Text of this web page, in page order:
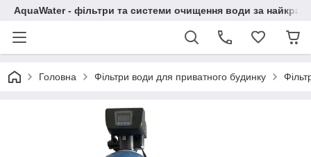
AquaWater - фільтри та системи очищення води за
Головна Фільтри води для приватного будинку